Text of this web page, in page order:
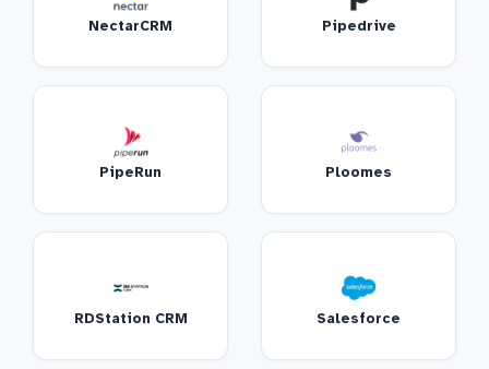
NectarCRM Pipedrive
PipeRun Ploomes
RDStation CRM Salesforce